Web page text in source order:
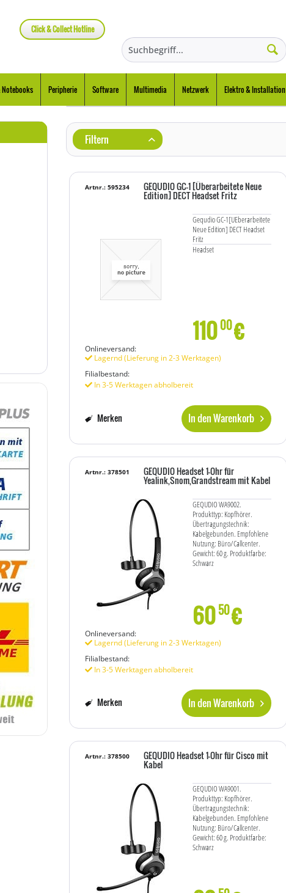
Click & Collect Hotline
Peripherie Software Multimedia Netzwerk Elektro & Installation
Filtern
GEQUDIO GC-1 [Überarbeitete Neue
Edition] DECT Headset Fritz
Gequdio GC-1[UEberarbeitete
Neue Edition] DECT Headset
Fritz
Headset
Artnr.: 595234
11000€
Onlineversand:
Lagernd (Lieferung in 2-3 Werktagen)
Filialbestand:
In 3-5 Werktagen abholbereit
In den Warenkorb
Merken
GEQUDIO Headset 1-Ohr für
Yealink,Snom,Grandstream mit Kabel
GEQUDIO WA9002.
Produkttyp: Kopfhörer.
Übertragungstechnik:
Kabelgebunden. Empfohlene
Nutzung: Büro/Callcenter.
Gewicht: 60 g. Produktfarbe:
Schwarz
Artnr.: 378501
6050€
Onlineversand:
Lagernd (Lieferung in 2-3 Werktagen)
Filialbestand:
In 3-5 Werktagen abholbereit
In den Warenkorb
Merken
GEQUDIO Headset 1-Ohr für Cisco mit
Kabel
GEQUDIO WA9001.
Produkttyp: Kopfhörer.
Übertragungstechnik:
Kabelgebunden. Empfohlene
Nutzung: Büro/Callcenter.
Gewicht: 60 g. Produktfarbe:
Schwarz
Artnr.: 378500